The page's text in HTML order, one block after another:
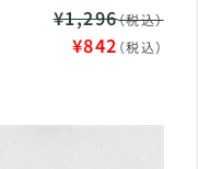
¥1,296（税込）
¥842 （税込）